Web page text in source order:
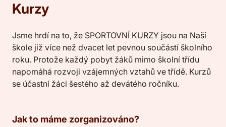
Kurzy
Jsme hrdí na to, že SPORTOVNÍ KURZY jsou na Naší
škole již více než dvacet let pevnou součástí školního
roku. Protože každý pobyt žáků mimo školní třídu
napomáhá rozvoji vzájemných vztahů ve třídě. Kurzů
se účastní žáci šestého až devátého ročníku.
Jak to máme zorganizováno?